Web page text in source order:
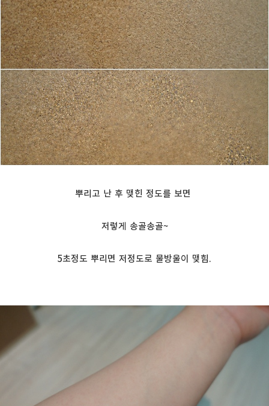
뿌리고 난 후 맺힌 정도를 보면
저렇게 송골송골~
5초정도 뿌리면 저정도로 물방울이 맺힘.